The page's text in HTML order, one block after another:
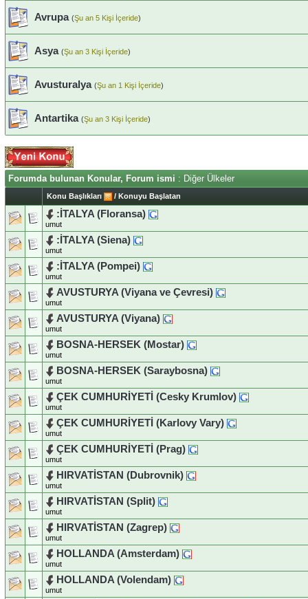
Avrupa (Şu an 5 Kişi İçeride)
Asya (Şu an 3 Kişi İçeride)
Avusturalya (Şu an 1 Kişi İçeride)
Antartika (Şu an 3 Kişi İçeride)
Forumda bulunan Konular, Forum ismi : Diğer Ülkeler
Konu Başlıkları / Konuyu Başlatan
:İTALYA (Floransa)
umut
:İTALYA (Siena)
umut
:İTALYA (Pompei)
umut
AVUSTURYA (Viyana ve Çevresi)
umut
AVUSTURYA (Viyana)
umut
BOSNA-HERSEK (Mostar)
umut
BOSNA-HERSEK (Saraybosna)
umut
ÇEK CUMHURİYETİ (Cesky Krumlov)
umut
ÇEK CUMHURİYETİ (Karlovy Vary)
umut
ÇEK CUMHURİYETİ (Prag)
umut
HIRVATİSTAN (Dubrovnik)
umut
HIRVATİSTAN (Split)
umut
HIRVATİSTAN (Zagrep)
umut
HOLLANDA (Amsterdam)
umut
HOLLANDA (Volendam)
umut